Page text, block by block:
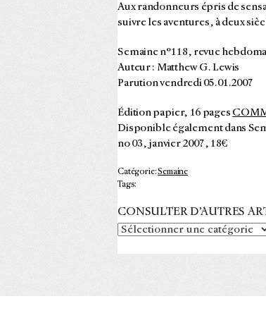
Aux randonneurs épris de
suivre les aventures, à deux
Semaine n°118, revue
Auteur : Matthew G. Lewis
Parution vendredi 05.01.2007
Édition papier, 16 pages
Disponible également dans
no 03, janvier 2007, 18€
Catégorie:Semaine
Tags:
CONSULTER D’AUTRES